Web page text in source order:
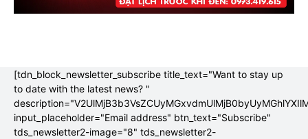
[tdn_block_newsletter_subscribe title_text="Want to stay up
to date with the latest news? "
input_placeholder="Email address" btn_text="Subscribe"
tds_newsletter2-image="8" tds_newsletter2-